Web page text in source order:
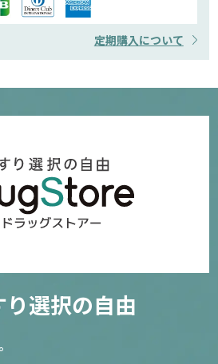
定期購入について
り選択の自由